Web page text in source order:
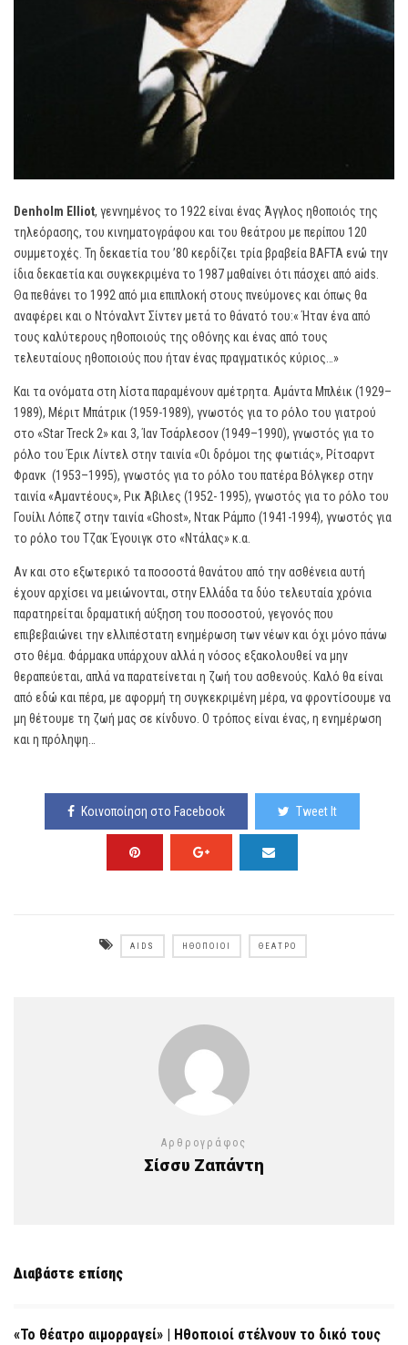
Denholm Elliot, γεννημένος το 1922 είναι ένας Άγγλος ηθοποιός της
τηλεόρασης, του κινηματογράφου και του θεάτρου με περίπου 120
συμμετοχές. Τη δεκαετία του ’80 κερδίζει τρία βραβεία BAFTA ενώ την
ίδια δεκαετία και συγκεκριμένα το 1987 μαθαίνει ότι πάσχει από aids.
Θα πεθάνει το 1992 από μια επιπλοκή στους πνεύμονες και όπως θα
αναφέρει και ο Ντόναλντ Σίντεν μετά το θάνατό του:« Ήταν ένα από
τους καλύτερους ηθοποιούς της οθόνης και ένας από τους
τελευταίους ηθοποιούς που ήταν ένας πραγματικός κύριος…»
Και τα ονόματα στη λίστα παραμένουν αμέτρητα. Αμάντα Μπλέικ (1929–
1989), Μέριτ Μπάτρικ (1959-1989), γνωστός για το ρόλο του γιατρού
στο «Star Treck 2» και 3, Ίαν Τσάρλεσον (1949–1990), γνωστός για το
ρόλο του Έρικ Λίντελ στην ταινία «Οι δρόμοι της φωτιάς», Ρίτσαρντ
Φρανκ (1953–1995), γνωστός για το ρόλο του πατέρα Βόλγκερ στην
ταινία «Αμαντέους», Ρικ Άβιλες (1952- 1995), γνωστός για το ρόλο του
Γουίλι Λόπεζ στην ταινία «Ghost», Ντακ Ράμπο (1941-1994), γνωστός για
το ρόλο του Τζακ Έγουιγκ στο «Ντάλας» κ.α.
Αν και στο εξωτερικό τα ποσοστά θανάτου από την ασθένεια αυτή
έχουν αρχίσει να μειώνονται, στην Ελλάδα τα δύο τελευταία χρόνια
παρατηρείται δραματική αύξηση του ποσοστού, γεγονός που
επιβεβαιώνει την ελλιπέστατη ενημέρωση των νέων και όχι μόνο πάνω
στο θέμα. Φάρμακα υπάρχουν αλλά η νόσος εξακολουθεί να μην
θεραπεύεται, απλά να παρατείνεται η ζωή του ασθενούς. Καλό θα είναι
από εδώ και πέρα, με αφορμή τη συγκεκριμένη μέρα, να φροντίσουμε να
μη θέτουμε τη ζωή μας σε κίνδυνο. Ο τρόπος είναι ένας, η ενημέρωση
και η πρόληψη…
Κοινοποίηση στο Facebook Tweet It
AIDS ΗΘΟΠΟΙΟΊ ΘΈΑΤΡΟ
Αρθρογράφος
Σίσσυ Ζαπάντη
Διαβάστε επίσης
«Το θέατρο αιμορραγεί» | Ηθοποιοί στέλνουν το δικό τους